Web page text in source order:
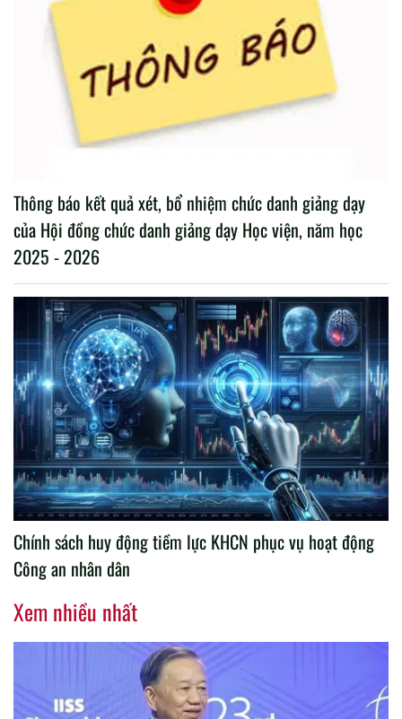
Thông báo kết quả xét, bổ nhiệm chức danh giảng dạy
của Hội đồng chức danh giảng dạy Học viện, năm học
2025 - 2026
Chính sách huy động tiềm lực KHCN phục vụ hoạt động
Công an nhân dân
Xem nhiều nhất